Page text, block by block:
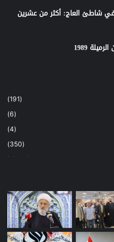
في شاطئ العاج: أكثر من عشرين
1989
(191)
(6)
(4)
(350)
(1٬039)
(3)
(16)
(24)
(12)